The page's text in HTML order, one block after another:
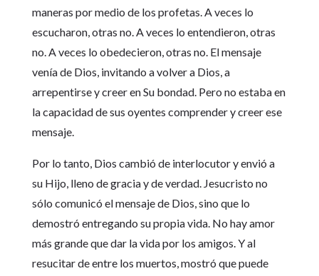
maneras por medio de los profetas. A veces lo
escucharon, otras no. A veces lo entendieron, otras
no. A veces lo obedecieron, otras no. El mensaje
venía de Dios, invitando a volver a Dios, a
arrepentirse y creer en Su bondad. Pero no estaba en
la capacidad de sus oyentes comprender y creer ese
mensaje.
Por lo tanto, Dios cambió de interlocutor y envió a
su Hijo, lleno de gracia y de verdad. Jesucristo no
sólo comunicó el mensaje de Dios, sino que lo
demostró entregando su propia vida. No hay amor
más grande que dar la vida por los amigos. Y al
resucitar de entre los muertos, mostró que puede